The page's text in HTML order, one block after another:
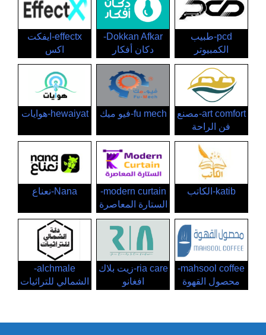
pcd-طبيب
الكمبيوتر
Dokkan Afkar-
دكان أفكار
effectx-ايفكت
اكس
art comfort-مصنع
فن الراحة
fu mech-فيو ميك hewaiyat-هوايات
katib-الكاتب
modern curtain-
الستارة المعاصرة
Nana-نعناع
mahsool coffee-
محصول القهوة
ria care-زيت بلاك
افغانو
alchmale-
الشمالي للتراثيات